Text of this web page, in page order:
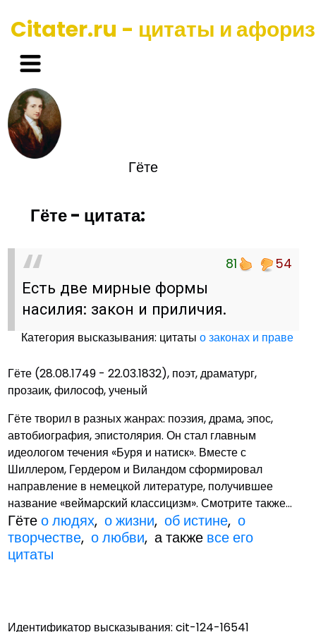
Citater.ru - цитаты и
Гёте
Гёте - цитата:
81 54
Есть две мирные формы
насилия: закон и приличия.
Категория высказывания: цитатыо законах и праве
Гёте (28.08.1749 - 22.03.1832), поэт, драматург,
прозаик, философ, ученый
Гёте творил в разных жанрах: поэзия, драма, эпос,
автобиография, эпистолярия. Он стал главным
идеологом течения «Буря и натиск». Вместе с
Шиллером, Гердером и Виландом сформировал
направление в немецкой литературе, получившее
название «веймарский классицизм». Смотрите также...
Гётео людях,о жизни,об истине,о
творчестве,о любви, а также все его
цитаты
Идентификатор высказывания: cit-124-16541